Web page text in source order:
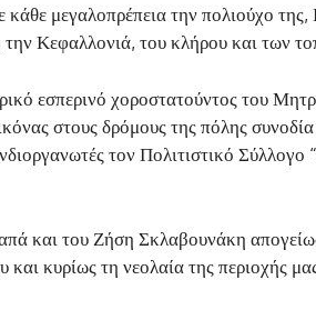
κάθε μεγαλοπρέπεια την πολιούχο
Κεφαλλονιά, του κλήρου και των
εσπερινό χοροστατούντος του
στους δρόμους της πόλης
τον Πολιτιστικό
και του Ζήση Σκλαβουνάκη
κυρίως τη νεολαία της περιοχής